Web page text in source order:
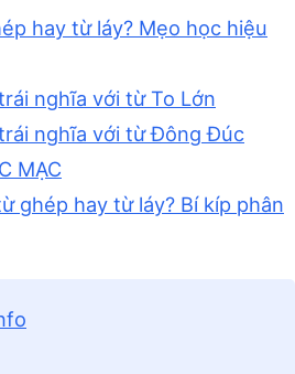
hay từ láy? Mẹo học hiệu
nghĩa với từ To Lớn
nghĩa với từ Đông Đúc
MẠC
ghép hay từ láy? Bí kíp phân